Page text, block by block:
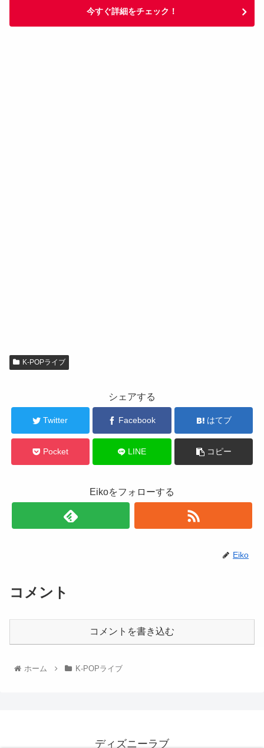
今すぐ詳細をチェック！
K-POPライブ
シェアする
Twitter Facebook はてブ
Pocket LINE コピー
Eikoをフォローする
Eiko
コメント
コメントを書き込む
ホーム K-POPライブ
ディズニーラブ